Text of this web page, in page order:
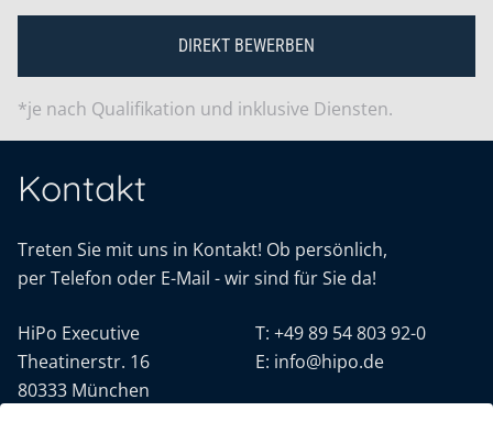
DIREKT BEWERBEN
*je nach Qualifikation und inklusive Diensten.
Kontakt
Treten Sie mit uns in Kontakt! Ob persönlich,
per Telefon oder E-Mail - wir sind für Sie da!
HiPo Executive
Theatinerstr. 16
80333 München
T: +49 89 54 803 92-0
E: info@hipo.de